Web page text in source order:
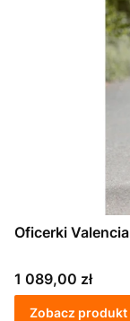
Oficerki
Cena
1 089,00 zł
Zobacz produkt